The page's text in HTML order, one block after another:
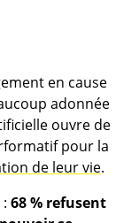
en cause
adonnée
ouvre de
pour la
de leur vie.
68 % refusent